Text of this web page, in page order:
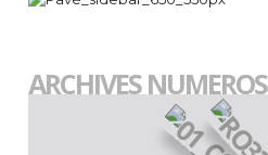
ARCHIVES NUMEROS